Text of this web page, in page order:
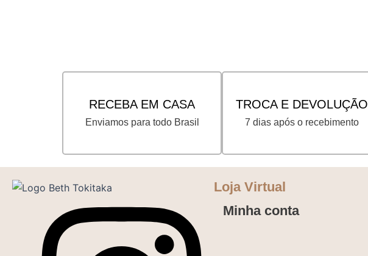
RECEBA EM CASA
Enviamos para todo Brasil
TROCA E DEVOLUÇÃO
7 dias após o recebimento
Loja Virtual
Minha conta